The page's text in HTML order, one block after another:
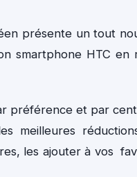
présente un tout
smartphone HTC en
préférence et par
meilleures
les ajouter à vos